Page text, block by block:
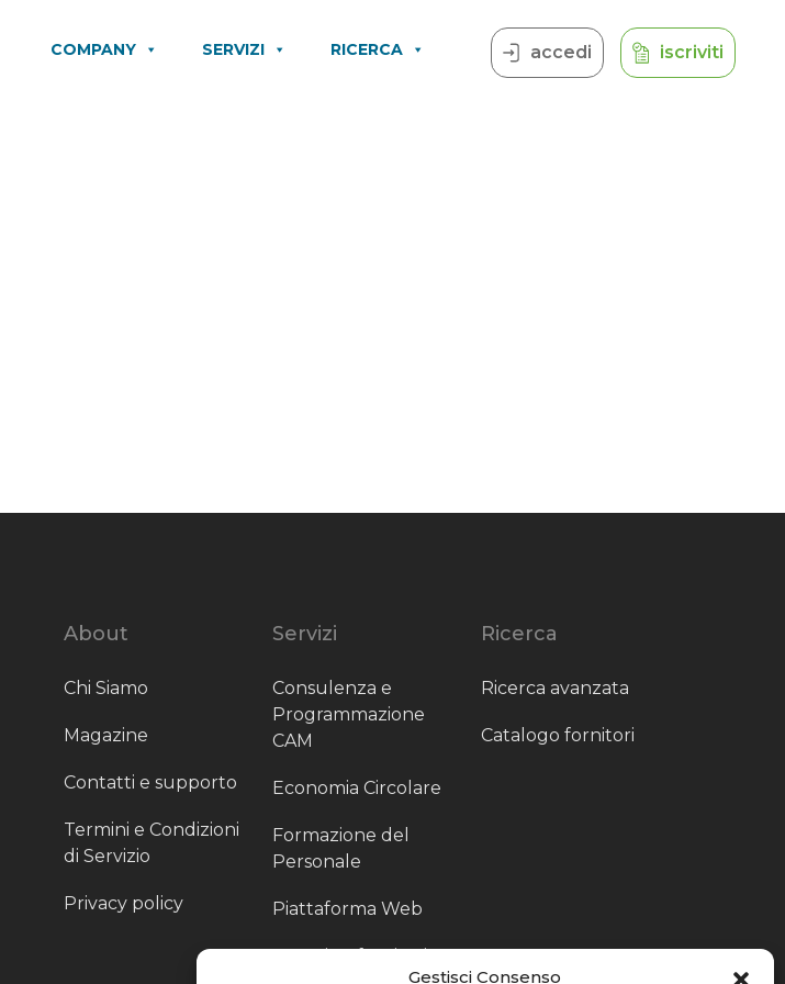
Gestisci Consenso
COMPANY SERVIZI RICERCA accedi iscriviti
About
Chi Siamo
Magazine
Contatti e supporto
Termini e Condizioni
di Servizio
Privacy policy
Servizi
Consulenza e
Programmazione
CAM
Economia Circolare
Formazione del
Personale
Piattaforma Web
Scouting fornitori
Ricerca
Ricerca avanzata
Catalogo fornitori